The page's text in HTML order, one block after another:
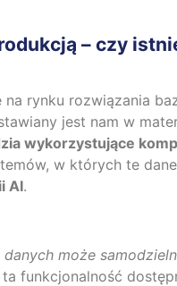
– czy
rynku rozwiązania
jest nam w
wykorzystujące
w których te
AI.
może
funkcjonalność